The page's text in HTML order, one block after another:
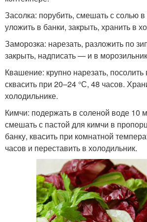
Засолка: порубить, смешать с солью
уложить в банки, закрыть, хранить в
Заморозка: нарезать, разложить по
закрыть, надписать — и в
Квашение: крупно нарезать,
сквасить при 20–24 °С, 48 часов.
холодильнике.
Кимчи: подержать в соленой воде 10
смешать с пастой для кимчи в
банку, квасить при комнатной
часов и переставить в холодильник.